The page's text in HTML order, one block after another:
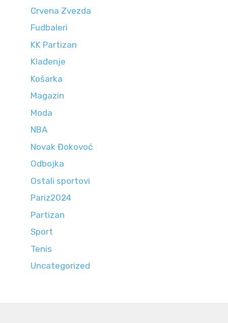
Crvena Zvezda
Fudbaleri
KK Partizan
Klađenje
Košarka
Magazin
Moda
NBA
Novak Đokovoć
Odbojka
Ostali sportovi
Pariz2024
Partizan
Sport
Tenis
Uncategorized